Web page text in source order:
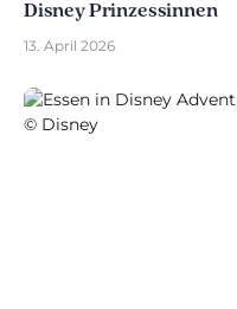
Disney Prinzessinnen
13. April 2026